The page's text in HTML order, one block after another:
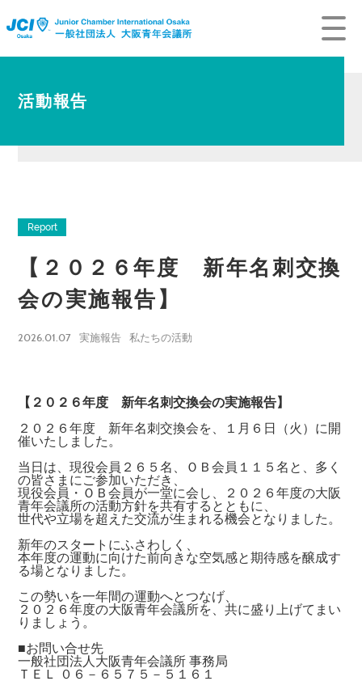
活動報告
Report
【２０２６年度 新年名刺交換
会の実施報告】
2026.01.07 実施報告 私たちの活動
【２０２６年度 新年名刺交換会の実施報告】
２０２６年度 新年名刺交換会を、１月６日（火）に開
催いたしました。
当日は、現役会員２６５名、ＯＢ会員１１５名と、多く
の皆さまにご参加いただき、
現役会員・ＯＢ会員が一堂に会し、２０２６年度の大阪
青年会議所の活動方針を共有するとともに、
世代や立場を超えた交流が生まれる機会となりました。
新年のスタートにふさわしく、
本年度の運動に向けた前向きな空気感と期待感を醸成す
る場となりました。
この勢いを一年間の運動へとつなげ、
２０２６年度の大阪青年会議所を、共に盛り上げてまい
りましょう。
■お問い合せ先
一般社団法人大阪青年会議所 事務局
ＴＥＬ ０６－６５７５－５１６１